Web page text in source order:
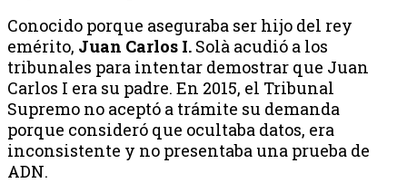
Conocido porque aseguraba ser hijo del rey
emérito, Juan Carlos I. Solà acudió a los
tribunales para intentar demostrar que Juan
Carlos I era su padre. En 2015, el Tribunal
Supremo no aceptó a trámite su demanda
porque consideró que ocultaba datos, era
inconsistente y no presentaba una prueba de
ADN.